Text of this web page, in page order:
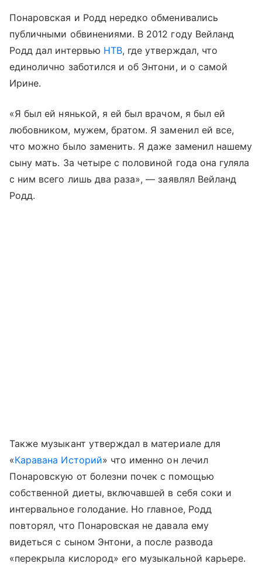
Понаровская и Родд нередко обменивались
публичными обвинениями. В 2012 году Вейланд
Родд дал интервью НТВ, где утверждал, что
единолично заботился и об Энтони, и о самой
Ирине.
«Я был ей нянькой, я ей был врачом, я был ей
любовником, мужем, братом. Я заменил ей все,
что можно было заменить. Я даже заменил нашему
сыну мать. За четыре с половиной года она гуляла
с ним всего лишь два раза», — заявлял Вейланд
Родд.
Также музыкант утверждал в материале для
«Каравана Историй» что именно он лечил
Понаровскую от болезни почек с помощью
собственной диеты, включавшей в себя соки и
интервальное голодание. Но главное, Родд
повторял, что Понаровская не давала ему
видеться с сыном Энтони, а после развода
«перекрыла кислород» его музыкальной карьере.